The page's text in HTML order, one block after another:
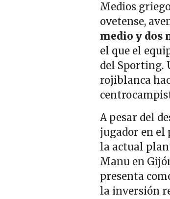
Medios
ovetense,
medio y dos
el que el
del Sporting.
rojiblanca
A pesar del
jugador en el
la actual
Manu en
presenta
la inversión